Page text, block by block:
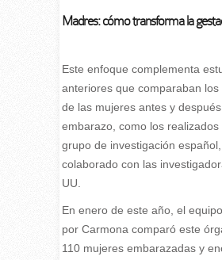
Madres: cómo transforma la
Este enfoque complementa
anteriores que comparaban los
de las mujeres antes y
embarazo, como los realizados
grupo de investigación
colaborado con las
UU.
En enero de este año, el
por Carmona comparó este
110 mujeres embarazadas y